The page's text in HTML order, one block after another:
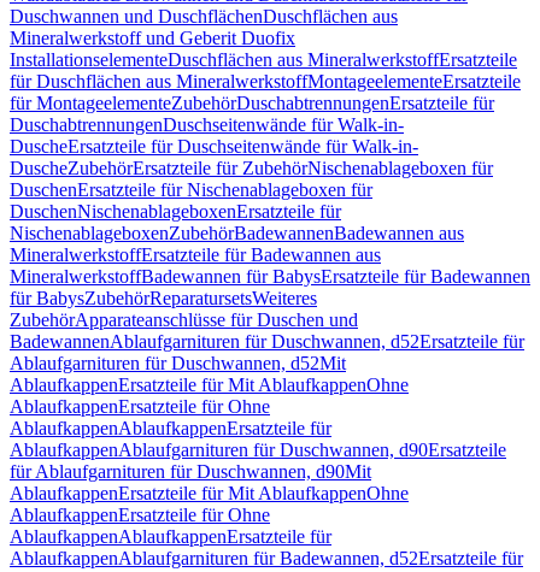
Duschwannen und DuschflächenDuschflächen aus
Mineralwerkstoff und Geberit Duofix
InstallationselementeDuschflächen aus MineralwerkstoffErsatzteile
für Duschflächen aus MineralwerkstoffMontageelementeErsatzteile
für MontageelementeZubehörDuschabtrennungenErsatzteile für
DuschabtrennungenDuschseitenwände für Walk-in-
DuscheErsatzteile für Duschseitenwände für Walk-in-
DuscheZubehörErsatzteile für ZubehörNischenablageboxen für
DuschenErsatzteile für Nischenablageboxen für
DuschenNischenablageboxenErsatzteile für
NischenablageboxenZubehörBadewannenBadewannen aus
MineralwerkstoffErsatzteile für Badewannen aus
MineralwerkstoffBadewannen für BabysErsatzteile für Badewannen
für BabysZubehörReparatursetsWeiteres
ZubehörApparateanschlüsse für Duschen und
BadewannenAblaufgarnituren für Duschwannen, d52Ersatzteile für
Ablaufgarnituren für Duschwannen, d52Mit
AblaufkappenErsatzteile für Mit AblaufkappenOhne
AblaufkappenErsatzteile für Ohne
AblaufkappenAblaufkappenErsatzteile für
AblaufkappenAblaufgarnituren für Duschwannen, d90Ersatzteile
für Ablaufgarnituren für Duschwannen, d90Mit
AblaufkappenErsatzteile für Mit AblaufkappenOhne
AblaufkappenErsatzteile für Ohne
AblaufkappenAblaufkappenErsatzteile für
AblaufkappenAblaufgarnituren für Badewannen, d52Ersatzteile für